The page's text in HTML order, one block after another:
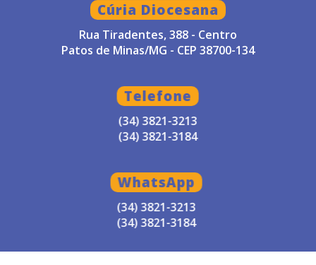
Cúria Diocesana
Rua Tiradentes, 388 - Centro
Patos de Minas/MG - CEP 38700-134
Telefone
(34) 3821-3213
(34) 3821-3184
WhatsApp
(34) 3821-3213
(34) 3821-3184